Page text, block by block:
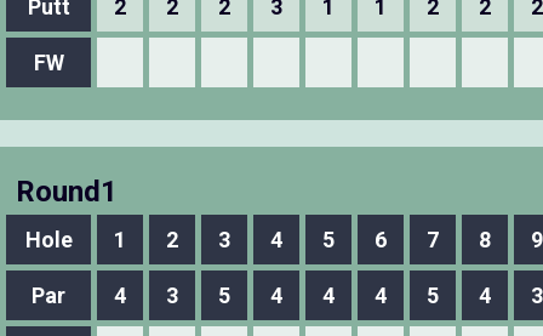
Putt 2 2 2 3 1 1 2 2 2
FW
Round1
Hole 1 2 3 4 5 6 7 8 9
Par 4 3 5 4 4 4 5 4 3